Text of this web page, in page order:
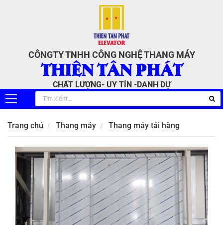
CÔNGTY TNHH CÔNG NGHỆ THANG MÁY
THIÊN TÂN PHÁT
CHẤT LƯỢNG- UY TÍN -DANH DỰ
Trang chủ Thang máy Thang máy tải hàng